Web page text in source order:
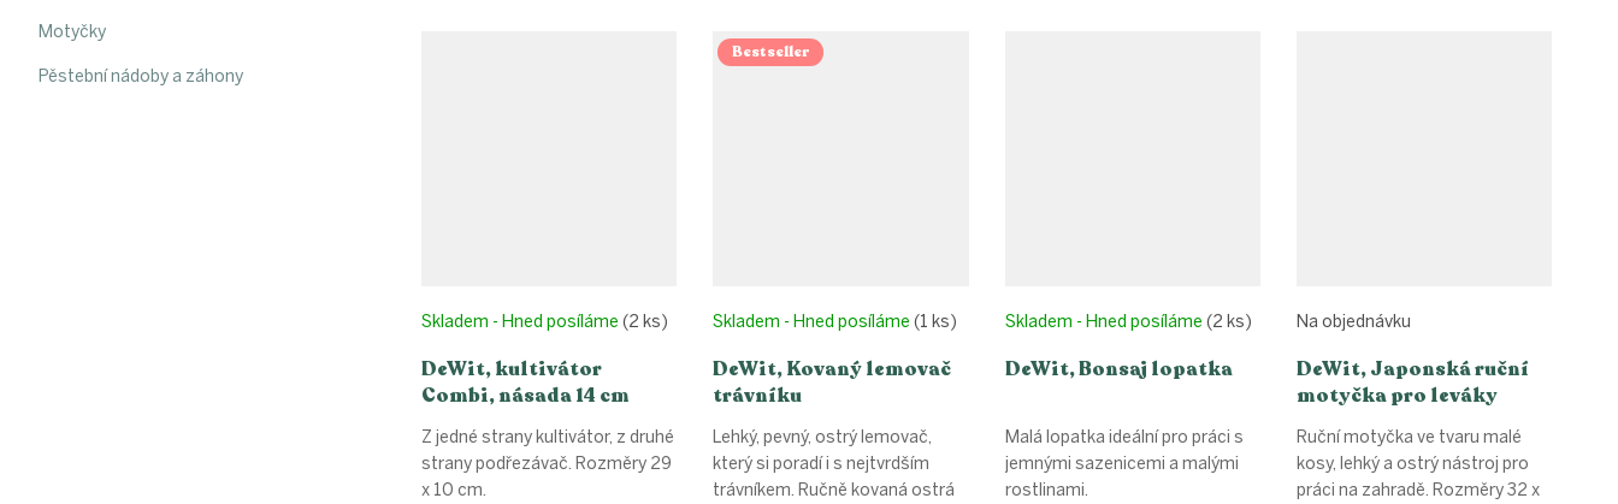
Motyčky
Pěstební nádoby a záhony
DeWit, kultivátor
Combi, násada 14 cm
Skladem - Hned posíláme (2 ks)
Z jedné strany kultivátor, z druhé
strany podřezávač. Rozměry 29
x 10 cm.
Bestseller
DeWit, Kovaný lemovač
trávníku
Skladem - Hned posíláme(1 ks)
Lehký, pevný, ostrý lemovač,
který si poradí i s nejtvrdším
trávníkem. Ručně kovaná ostrá
DeWit, Bonsaj lopatka
Skladem - Hned posíláme (2 ks)
Malá lopatka ideální pro práci s
jemnými sazenicemi a malými
rostlinami.
DeWit, Japonská ruční
motyčka pro leváky
Na objednávku
Ruční motyčka ve tvaru malé
kosy, lehký a ostrý nástroj pro
práci na zahradě. Rozměry 32 x